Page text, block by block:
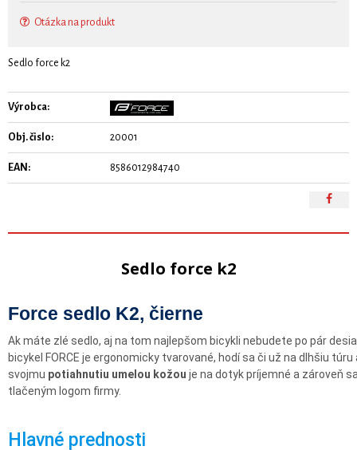
Otázka na produkt
Sedlo force k2
Výrobca:
Obj. čislo: 20001
EAN: 8586012984740
Sedlo force k2
Force sedlo K2, čierne
Ak máte zlé sedlo, aj na tom najlepšom bicykli nebudete po pár
bicykel FORCE je ergonomicky tvarované, hodí sa či už na dlhšiu
svojmu potiahnutiu umelou kožou je na dotyk príjemné a zároveň
tlačeným logom firmy.
Hlavné prednosti